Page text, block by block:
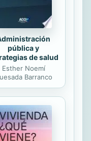
pública y
de salud
Esther Noemí
Barranco